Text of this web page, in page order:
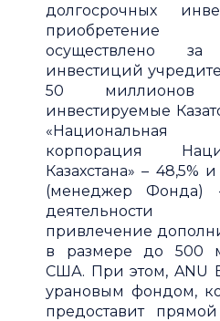
долгосрочных
приобретение
осуществлено
инвестиций
50 миллионов
инвестируемые
«Национальная
корпорация
Казахстана» – 48,5%
(менеджер Фонда)
деятельности
привлечение
в размере до 500
США. При этом, ANU
урановым фондом,
предоставит